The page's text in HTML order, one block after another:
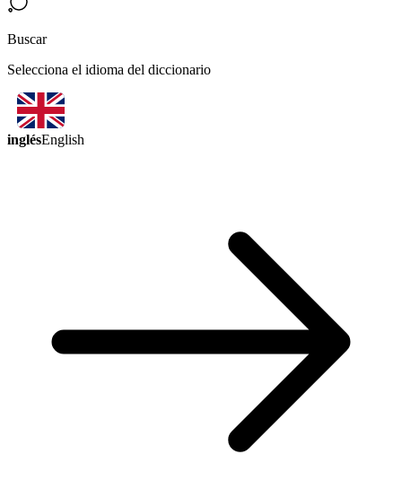
Buscar
Selecciona el idioma del diccionario
inglésEnglish